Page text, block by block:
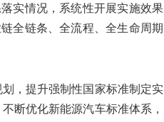
实情况，系统性开展实施效果
全链条、全流程、全生命周期
，提升强制性国家标准制定实
断优化新能源汽车标准体系，